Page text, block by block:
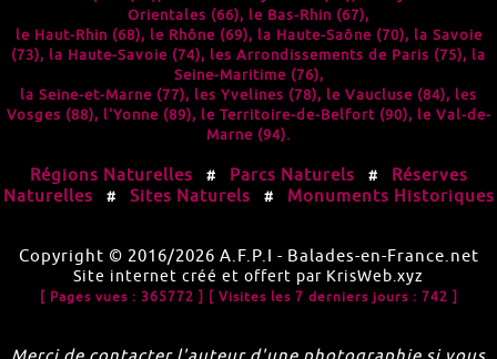
Orientales (66), le Bas-Rhin (67),
le Haut-Rhin (68), le Rhône (69), la Haute-Saône (70), la Savoie
(73), la Haute-Savoie (74), les Arrondissements de Paris (75), la
Seine-Maritime (76),
la Seine-et-Marne (77), les Yvelines (78), le Vaucluse (84), les
Vosges (88), l'Yonne (89), le Territoire-de-Belfort (90), le Val-de-
Marne (94).
Régions Naturelles # Parcs Naturels #
Réserves
Naturelles # Sites Naturels # Monuments Historiques
Copyright © 2016/2026 A.F.P.I - Balades-en-France.net
Site internet créé et offert par KrisWeb.xyz
[ Pages vues : 365772 ] [ Visites les 7 derniers jours : 742 ]